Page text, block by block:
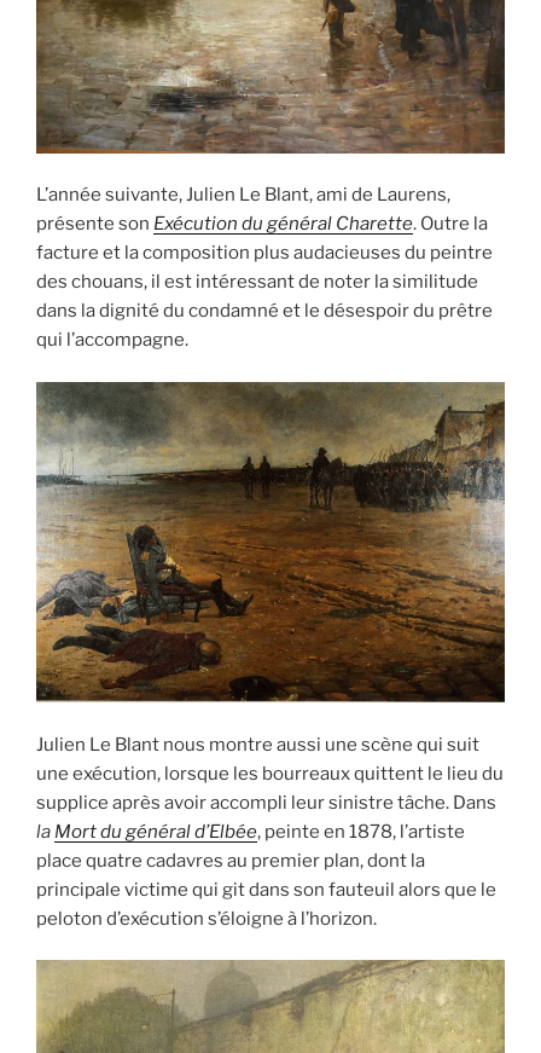
L’année suivante, Julien Le Blant, ami de Laurens,
présente son Exécution du général Charette. Outre la
facture et la composition plus audacieuses du peintre
des chouans, il est intéressant de noter la similitude
dans la dignité du condamné et le désespoir du prêtre
qui l’accompagne.
Julien Le Blant nous montre aussi une scène qui suit
une exécution, lorsque les bourreaux quittent le lieu du
supplice après avoir accompli leur sinistre tâche. Dans
la Mort du général d’Elbée, peinte en 1878, l’artiste
place quatre cadavres au premier plan, dont la
principale victime qui git dans son fauteuil alors que le
peloton d’exécution s’éloigne à l’horizon.